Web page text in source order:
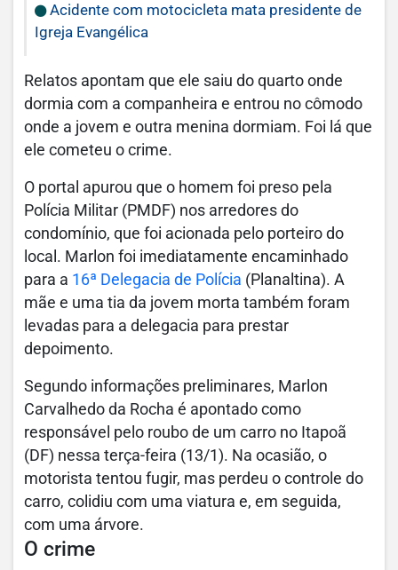
Acidente com motocicleta mata presidente de
Igreja Evangélica
Relatos apontam que ele saiu do quarto onde
dormia com a companheira e entrou no cômodo
onde a jovem e outra menina dormiam. Foi lá que
ele cometeu o crime.
O portal apurou que o homem foi preso pela
Polícia Militar (PMDF) nos arredores do
condomínio, que foi acionada pelo porteiro do
local. Marlon foi imediatamente encaminhado
para a 16ª Delegacia de Polícia (Planaltina). A
mãe e uma tia da jovem morta também foram
levadas para a delegacia para prestar
depoimento.
Segundo informações preliminares, Marlon
Carvalhedo da Rocha é apontado como
responsável pelo roubo de um carro no Itapoã
(DF) nessa terça-feira (13/1). Na ocasião, o
motorista tentou fugir, mas perdeu o controle do
carro, colidiu com uma viatura e, em seguida,
com uma árvore.
O crime